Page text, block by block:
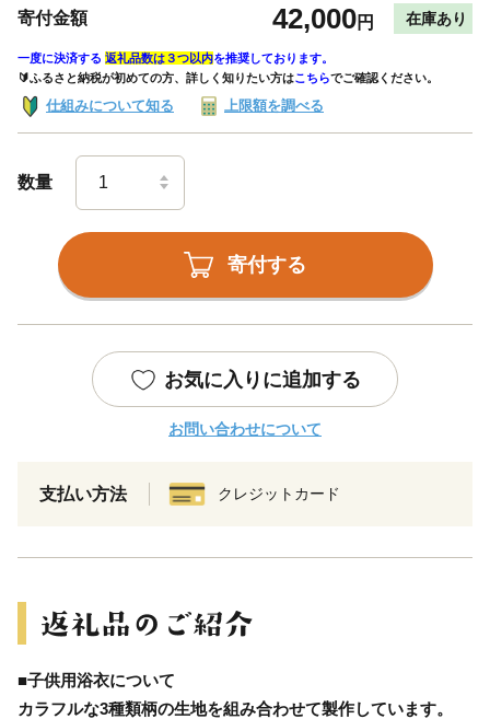
寄付金額 42,000円 在庫あり
一度に決済する 返礼品数は３つ以内を推奨しております。
🔰ふるさと納税が初めての方、詳しく知りたい方はこちらでご確認ください。
仕組みについて知る 上限額を調べる
数量
寄付する
お気に入りに追加する
お問い合わせについて
支払い方法 クレジットカード
■子供用浴衣について
カラフルな3種類柄の生地を組み合わせて製作しています。